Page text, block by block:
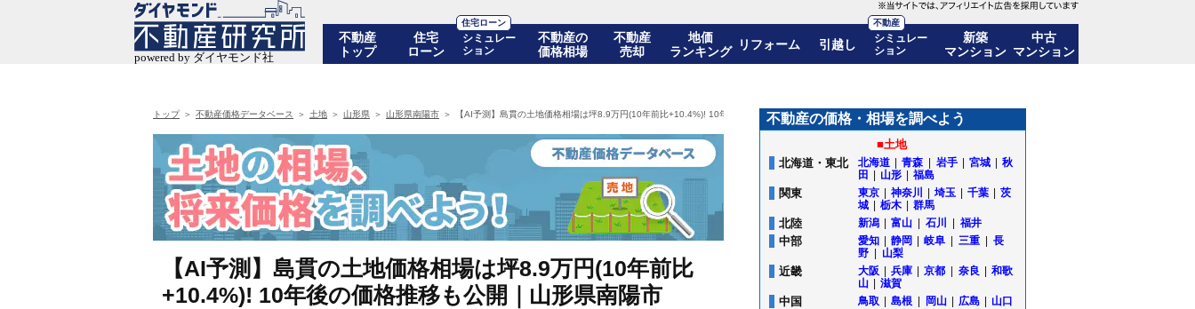
不動産
トップ
住宅
ローン
住宅ローン
シミュレー
ション
不動産の
価格相場
不動産
売却
地価
ランキング
リフォーム 引越し
不動産
シミュレー
ション
新築
マンション
中古
マンション
トップ 不動産価格データベース 土地 山形県 山形県南陽市 【AI予測】島貫の土地価格相場は坪8.9万円(10年前比+10.4%)! 10年後の価格推移も公開｜山形県南陽市
【AI予測】島貫の土地価格相場は坪8.9万円(10年前比
+10.4%)! 10年後の価格推移も公開｜山形県南陽市
不動産の価格・相場を調べよう
■土地
北海道・東北
北海道 青森 岩手 宮城
秋
田
山形 福島
関東 東京 神奈川 埼玉 千葉
茨
城
栃木 群馬
北陸 新潟 富山 石川 福井
中部 愛知 静岡 岐阜 三重
長
野
山梨
近畿 大阪 兵庫 京都 奈良
和歌
山
滋賀
中国 鳥取 島根 岡山 広島 山口